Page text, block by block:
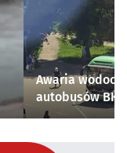
Awaria
autobusów